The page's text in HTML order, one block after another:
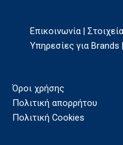
Επικοινωνία |
Υπηρεσίες για
Όροι χρήσης
Πολιτική απορρήτου
Πολιτική Cookies